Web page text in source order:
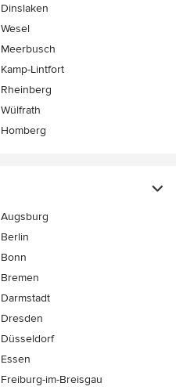
Dinslaken
Wesel
Meerbusch
Kamp-Lintfort
Rheinberg
Wülfrath
Homberg
Augsburg
Berlin
Bonn
Bremen
Darmstadt
Dresden
Düsseldorf
Essen
Freiburg-im-Breisgau